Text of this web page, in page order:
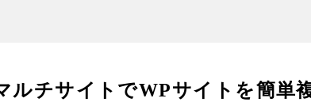
ルチサイトでWPサイトを簡単